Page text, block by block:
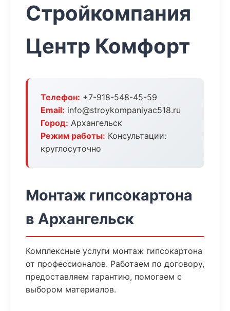
Стройкомпания
Центр Комфорт
Телефон: +7-918-548-45-59
Email: info@stroykompaniyac518.ru
Город: Архангельск
Режим работы: Консультации:
круглосуточно
Монтаж гипсокартона
в Архангельск
Комплексные услуги монтаж гипсокартона
от профессионалов. Работаем по договору,
предоставляем гарантию, помогаем с
выбором материалов.